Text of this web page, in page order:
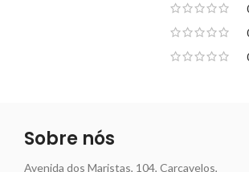
Sobre nós
Avenida dos Maristas, 104, Carcavelos,